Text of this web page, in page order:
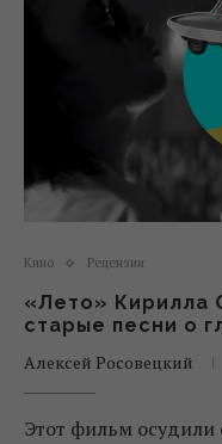
Кино Рецензии
«Лето» Кирилла
старые песни о
Алексей Росовецкий
Этот фильм осудили